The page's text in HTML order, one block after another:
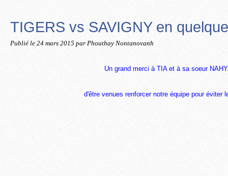
TIGERS vs SAVIGNY en
Publié le 24 mars 2015 par Phouthay Nontanovanh
Un grand merci à TIA et à sa soeur
d'être venues renforcer notre équipe pour éviter